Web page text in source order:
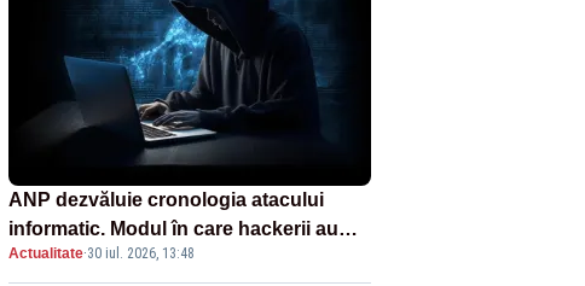
ANP dezvăluie cronologia atacului
informatic. Modul în care hackerii au
pătruns în rețea rămâne necunoscut
Actualitate·30 iul. 2026, 13:48